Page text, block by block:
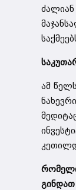
ძალიან
ამ
რომელი